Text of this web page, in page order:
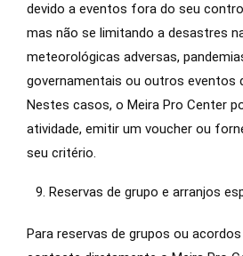
devido a eventos fora do seu
mas não se limitando a desastres
meteorológicas adversas,
governamentais ou outros eventos
Nestes casos, o Meira Pro Center
atividade, emitir um voucher ou
seu critério.
Reservas de grupo e arranjos
Para reservas de grupos ou